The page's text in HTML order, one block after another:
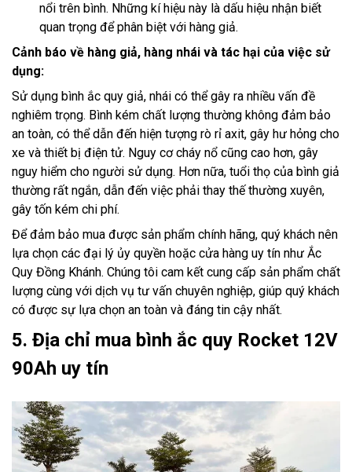
nổi trên bình. Những kí hiệu này là dấu hiệu nhận biết
quan trọng để phân biệt với hàng giả.
Cảnh báo về hàng giả, hàng nhái và tác hại của việc sử
dụng:
Sử dụng bình ắc quy giả, nhái có thể gây ra nhiều vấn đề
nghiêm trọng. Bình kém chất lượng thường không đảm bảo
an toàn, có thể dẫn đến hiện tượng rò rỉ axit, gây hư hỏng cho
xe và thiết bị điện tử. Nguy cơ cháy nổ cũng cao hơn, gây
nguy hiểm cho người sử dụng. Hơn nữa, tuổi thọ của bình giả
thường rất ngắn, dẫn đến việc phải thay thế thường xuyên,
gây tốn kém chi phí.
Để đảm bảo mua được sản phẩm chính hãng, quý khách nên
lựa chọn các đại lý ủy quyền hoặc cửa hàng uy tín như Ắc
Quy Đồng Khánh. Chúng tôi cam kết cung cấp sản phẩm chất
lượng cùng với dịch vụ tư vấn chuyên nghiệp, giúp quý khách
có được sự lựa chọn an toàn và đáng tin cậy nhất.
5. Địa chỉ mua bình ắc quy Rocket 12V
90Ah uy tín